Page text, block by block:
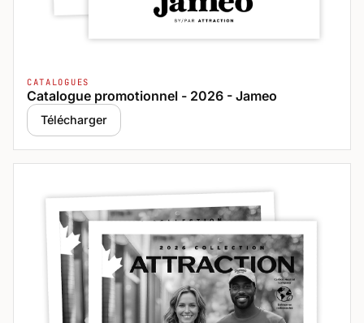
CATALOGUES
Catalogue promotionnel - 2026 - Jameo
Télécharger